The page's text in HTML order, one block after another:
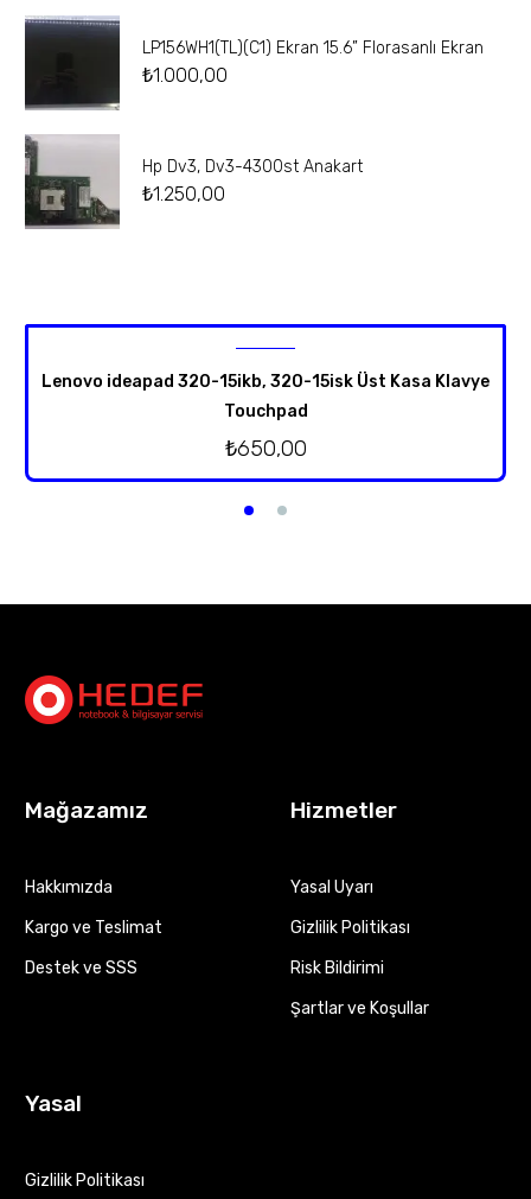
LP156WH1(TL)(C1) Ekran 15.6” Florasanlı Ekran
₺1.000,00
Hp Dv3, Dv3-4300st Anakart
₺1.250,00
Lenovo ideapad 320-15ikb, 320-15isk Üst Kasa Klavye
Touchpad
₺650,00
Mağazamız
Hakkımızda
Kargo ve Teslimat
Destek ve SSS
Hizmetler
Yasal Uyarı
Gizlilik Politikası
Risk Bildirimi
Şartlar ve Koşullar
Yasal
Gizlilik Politikası